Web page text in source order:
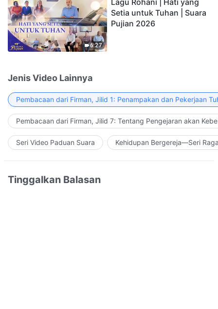
6:27
Lagu Rohani | Hati yang
Setia untuk Tuhan | Suara
Pujian 2026
Jenis Video Lainnya
Pembacaan dari Firman, Jilid 1: Penampakan dan Pekerjaan
Pembacaan dari Firman, Jilid 7: Tentang Pengejaran akan
Seri Video Paduan Suara Kehidupan Bergereja—Seri
Tinggalkan Balasan